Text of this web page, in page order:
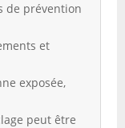
de prévention
et
exposée,
peut être